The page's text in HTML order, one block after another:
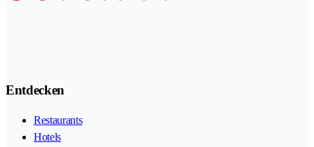
Entdecken
Restaurants
Hotels